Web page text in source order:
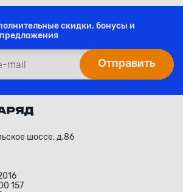
скидки, бонусы и
шоссе, д.86
157